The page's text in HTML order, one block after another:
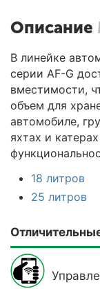
Описание
В линейке
серии AF-G
вместимости,
объем для
автомобиле,
яхтах и
18 литров
25 литров